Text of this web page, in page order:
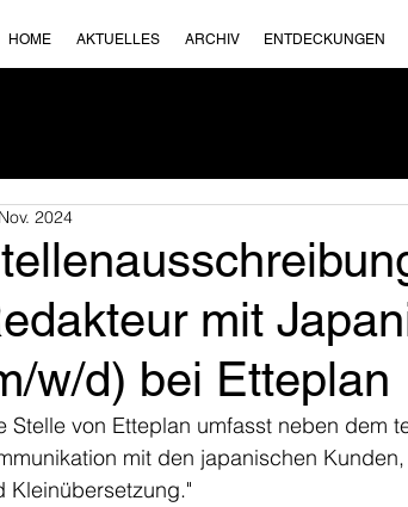
HOME AKTUELLES ARCHIV ENTDECKUNGEN
mit
w/d) bei Etteplan
2024
Stelle von Etteplan umfasst neben dem
mit den japanischen
Kleinübersetzung."